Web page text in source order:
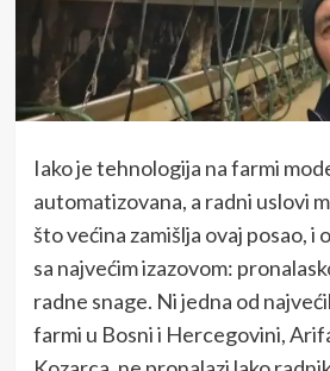
Iako je tehnologija na farmi
automatizovana, a radni uslovi
što većina zamišlja ovaj posao, i
sa najvećim izazovom:
radne snage. Ni jedna od
farmi u Bosni i Hercegovini,